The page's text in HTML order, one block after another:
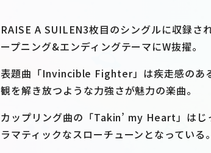
RAISE A SUILEN3枚目のシングルに収録
ープニング&エンディングテーマにW抜擢。
表題曲「Invincible Fighter」は疾走感のあ
観を解き放つような力強さが魅力の楽曲。
カップリング曲の「Takin’ my Heart」は
ラマティックなスローチューンとなっている。